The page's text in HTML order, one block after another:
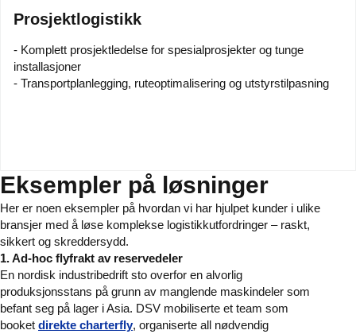
Prosjektlogistikk
- Komplett prosjektledelse for spesialprosjekter og tunge
installasjoner
- Transportplanlegging, ruteoptimalisering og utstyrstilpasning
Eksempler på løsninger
Her er noen eksempler på hvordan vi har hjulpet kunder i ulike
bransjer med å løse komplekse logistikkutfordringer – raskt,
sikkert og skreddersydd.
1. Ad-hoc flyfrakt av reservedeler
En nordisk industribedrift sto overfor en alvorlig
produksjonsstans på grunn av manglende maskindeler som
befant seg på lager i Asia. DSV mobiliserte et team som
booket direkte charterfly, organiserte all nødvendig